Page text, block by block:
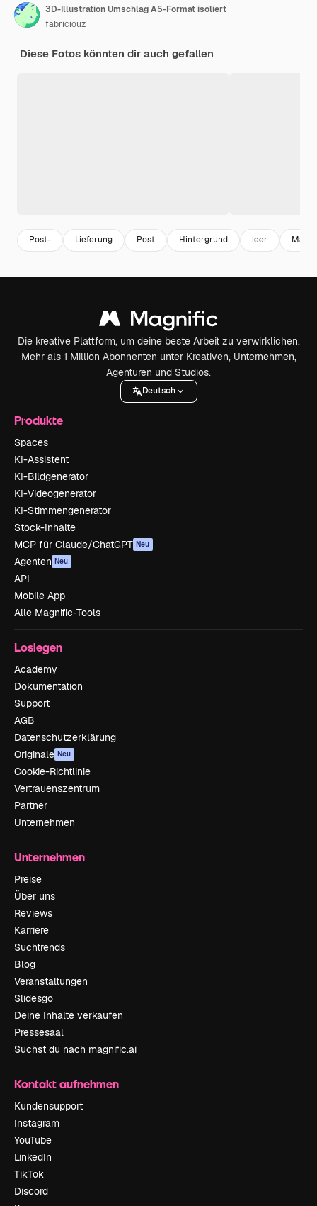
3D-Illustration Umschlag A5-Format isoliert
fabriciouz
Diese Fotos könnten dir auch gefallen
Post- Lieferung Post Hintergrund leer Marke
Die kreative Plattform, um deine beste Arbeit zu verwirklichen.
Mehr als 1 Million Abonnenten unter Kreativen, Unternehmen,
Agenturen und Studios.
Deutsch
Produkte
Spaces
KI-Assistent
KI-Bildgenerator
KI-Videogenerator
KI-Stimmengenerator
Stock-Inhalte
MCP für Claude/ChatGPT Neu
Agenten Neu
API
Mobile App
Alle Magnific-Tools
Loslegen
Academy
Dokumentation
Support
AGB
Datenschutzerklärung
Originale Neu
Cookie-Richtlinie
Vertrauenszentrum
Partner
Unternehmen
Unternehmen
Preise
Über uns
Reviews
Karriere
Suchtrends
Blog
Veranstaltungen
Slidesgo
Deine Inhalte verkaufen
Pressesaal
Suchst du nach magnific.ai
Kontakt aufnehmen
Kundensupport
Instagram
YouTube
LinkedIn
TikTok
Discord